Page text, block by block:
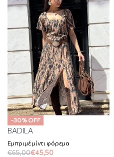
-30% OFF
BADILA
Εμπριμέ μίντι φόρεμα
€65,00€45,50